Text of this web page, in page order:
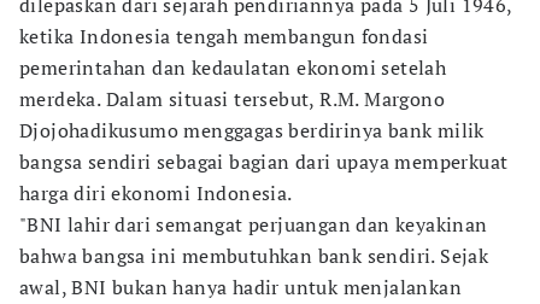
ketika Indonesia tengah membangun fondasi
pemerintahan dan kedaulatan ekonomi setelah
merdeka. Dalam situasi tersebut, R.M. Margono
Djojohadikusumo menggagas berdirinya bank milik
bangsa sendiri sebagai bagian dari upaya memperkuat
harga diri ekonomi Indonesia.
"BNI lahir dari semangat perjuangan dan keyakinan
bahwa bangsa ini membutuhkan bank sendiri. Sejak
awal, BNI bukan hanya hadir untuk menjalankan